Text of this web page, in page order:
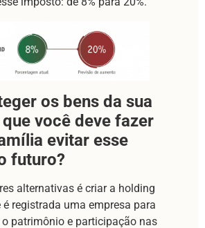
os bens da sua
você deve fazer
evitar esse
futuro?
alternativas é criar a holding
registrada uma empresa para
patrimônio e participação nas